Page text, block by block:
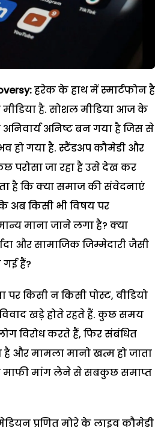
हरेक के हाथ में स्मार्टफोन है
है. सोशल मीडिया आज के
अनिष्ट बन गया है जिस से
हो गया है. स्टैंडअप कौमेडी और
परोसा जा रहा है उसे देख कर
है कि क्या समाज की संवेदनाएं
अब किसी भी विषय पर
माना जाने लगा है? क्या
और सामाजिक जिम्मेदारी जैसी
गई हैं?
किसी न किसी पोस्ट, वीडियो
खड़े होते रहते हैं. कुछ समय
विरोध करते हैं, फिर संबंधित
है और मामला मानो खत्म हो जाता
मांग लेने से सबकुछ समाप्त
प्रणित मोरे के लाइव कौमेडी